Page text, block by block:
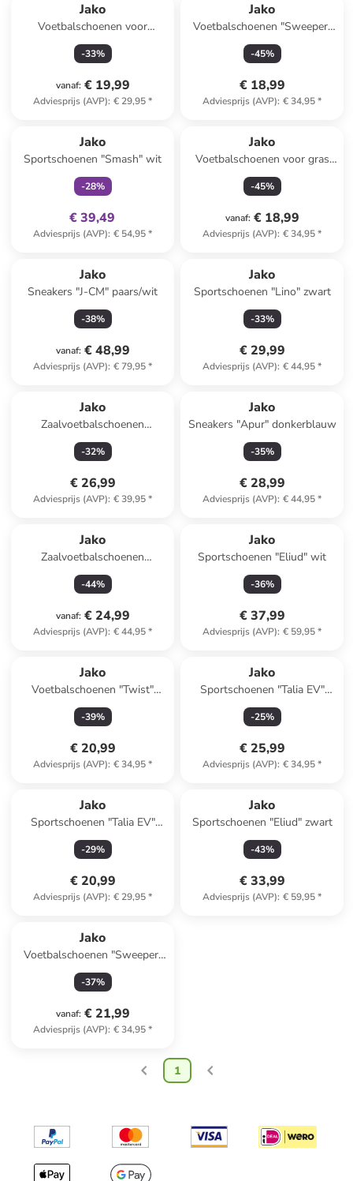
Jako
Voetbalschoenen voor
(kunst)gras "Course"
blauw/geel
-33%
vanaf: € 19,99
Adviesprijs (AVP): € 29,95*
Jako
Voetbalschoenen "Sweeper"
wit/geel
-45%
€ 18,99
Adviesprijs (AVP): € 34,95*
Jako
Sportschoenen "Smash" wit
-28%
€ 39,49
Adviesprijs (AVP): € 54,95*
Jako
Voetbalschoenen voor gras
"Vini" geel
-45%
vanaf: € 18,99
Adviesprijs (AVP): € 34,95*
Jako
Sneakers "J-CM" paars/wit
-38%
vanaf: € 48,99
Adviesprijs (AVP): € 79,95*
Jako
Sportschoenen "Lino" zwart
-33%
€ 29,99
Adviesprijs (AVP): € 44,95*
Jako
Zaalvoetbalschoenen
"Stepover" blauw
-32%
€ 26,99
Adviesprijs (AVP): € 39,95*
Jako
Sneakers "Apur" donkerblauw
-35%
€ 28,99
Adviesprijs (AVP): € 44,95*
Jako
Zaalvoetbalschoenen
"Stepover" zwart
-44%
vanaf: € 24,99
Adviesprijs (AVP): € 44,95*
Jako
Sportschoenen "Eliud" wit
-36%
€ 37,99
Adviesprijs (AVP): € 59,95*
Jako
Voetbalschoenen "Twist"
blauw
-39%
€ 20,99
Adviesprijs (AVP): € 34,95*
Jako
Sportschoenen "Talia EV"
blauw/roze
-25%
€ 25,99
Adviesprijs (AVP): € 34,95*
Jako
Sportschoenen "Talia EV"
donkerblauw/groen
-29%
€ 20,99
Adviesprijs (AVP): € 29,95*
Jako
Sportschoenen "Eliud" zwart
-43%
€ 33,99
Adviesprijs (AVP): € 59,95*
Jako
Voetbalschoenen "Sweeper"
blauw
-37%
vanaf: € 21,99
Adviesprijs (AVP): € 34,95*
1